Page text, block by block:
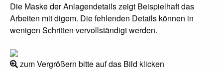
Die Maske der Anlagendetails zeigt Beispielhaft das
Arbeiten mit digem. Die fehlenden Details können in
wenigen Schritten vervollständigt werden.
zum Vergrößern bitte auf das Bild klicken